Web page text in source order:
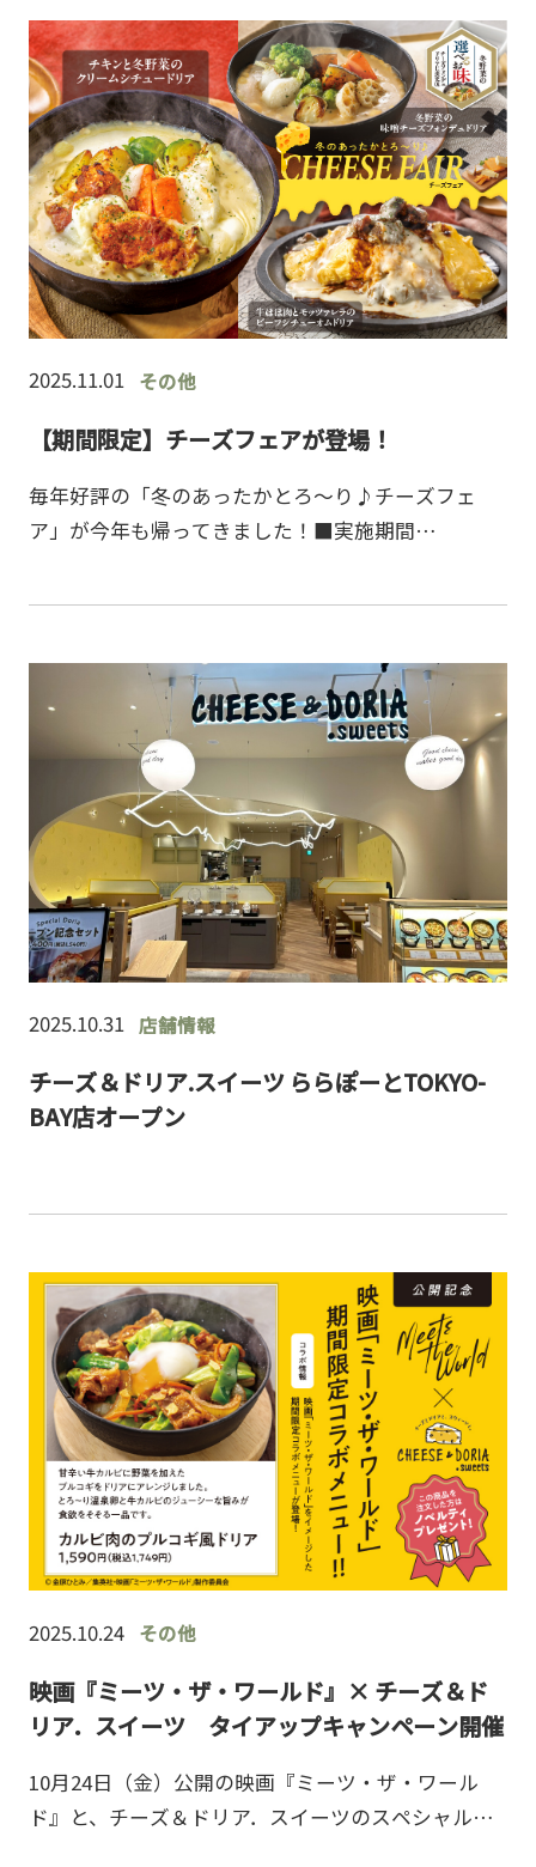
2025.11.01 その他
【期間限定】チーズフェアが登場！
毎年好評の「冬のあったかとろ～り♪チーズフェ
ア」が今年も帰ってきました！■実施期間
全店※ららぽーとTOKYO-BAY店を除く■メニュー・
2025.10.31 店舗情報
チーズ＆ドリア.スイーツ ららぽーとTOKYO-
BAY店オープン
2025.10.24 その他
映画『ミーツ・ザ・ワールド』× チーズ＆ド
リア．スイーツ タイアップキャンペーン開催
10月24日（金）公開の映画『ミーツ・ザ・ワール
ド』と、チーズ＆ドリア．スイーツのスペシャルコ